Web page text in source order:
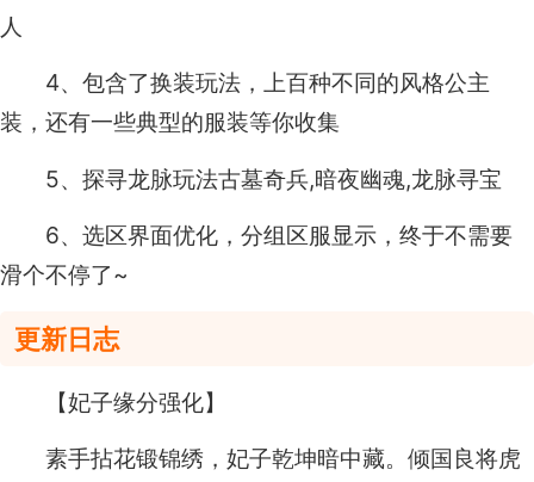
人
4、包含了换装玩法，上百种不同的风格公主
装，还有一些典型的服装等你收集
5、探寻龙脉玩法古墓奇兵,暗夜幽魂,龙脉寻宝
6、选区界面优化，分组区服显示，终于不需要
滑个不停了~
更新日志
【妃子缘分强化】
素手拈花锻锦绣，妃子乾坤暗中藏。倾国良将虎